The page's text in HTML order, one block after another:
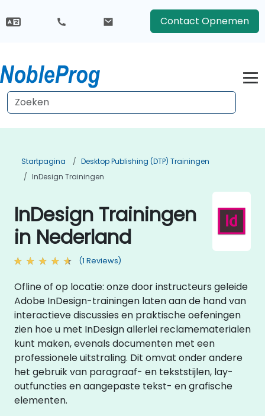
Contact Opnemen
Startpagina
Desktop Publishing (DTP) Trainingen
InDesign Trainingen
InDesign Trainingen
in Nederland
(1 Reviews)
Ofline of op locatie: onze door instructeurs geleide
Adobe InDesign-trainingen laten aan de hand van
interactieve discussies en praktische oefeningen
zien hoe u met InDesign allerlei reclamematerialen
kunt maken, evenals documenten met een
professionele uitstraling. Dit omvat onder andere
het gebruik van paragraaf- en tekststijlen, lay-
outfuncties en aangepaste tekst- en grafische
elementen.